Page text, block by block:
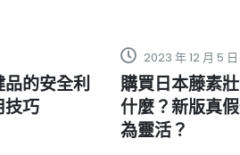
購買日本藤素壯陽藥前應該注意
什麼？新版真假辨認方法是否更